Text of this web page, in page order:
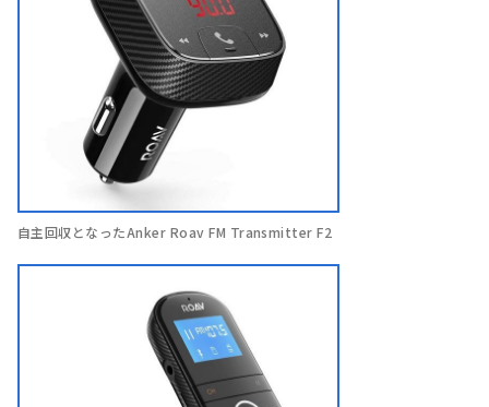
自主回収となったAnker Roav FM Transmitter F2